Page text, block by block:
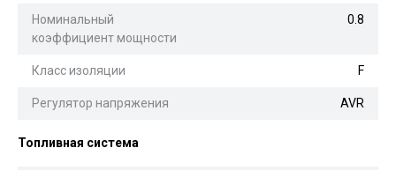
Номинальный
коэффициент мощности
0.8
Класс изоляции F
Регулятор напряжения AVR
Топливная система